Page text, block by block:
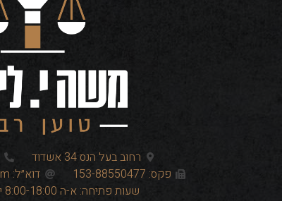
רחוב בעל הנס 34 אשדוד
פקס: 153-88550477
דוא״ל: mosheyosefh@gmail.com
שעות פתיחה: א-ה 8:00-18:00 יום ו: 8:00-12:00